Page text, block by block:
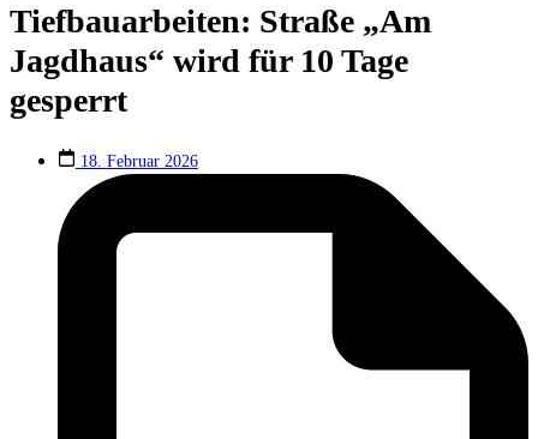
Tiefbauarbeiten: Straße „Am
Jagdhaus“ wird für 10 Tage
gesperrt
18. Februar 2026